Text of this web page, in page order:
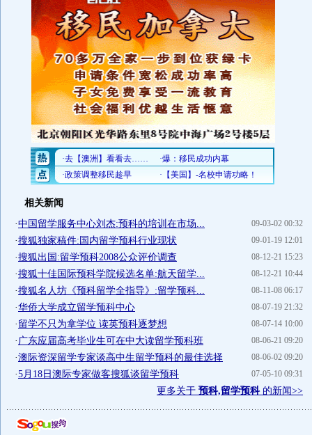
相关新闻
09-03-02 00:32
·中国留学服务中心刘杰:预科的培训在市场...
09-01-19 12:01
·搜狐独家稿件:国内留学预科行业现状
08-12-21 15:23
·搜狐出国:留学预科2008公众评价调查
08-12-21 10:44
·搜狐十佳国际预科学院候选名单:航天留学...
08-11-08 06:17
·搜狐名人坊《预科留学全指导》:留学预科...
08-07-19 21:32
·华侨大学成立留学预科中心
08-07-14 10:00
·留学不只为拿学位 读英预科逐梦想
08-06-21 09:20
· 广东应届高考毕业生可在中大读留学预科班
08-06-02 09:20
·澳际资深留学专家谈高中生留学预科的最佳选择
07-05-10 09:31
·5月18日澳际专家做客搜狐谈留学预科
更多关于 预科,留学预科的新闻>>